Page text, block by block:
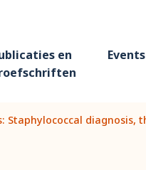
en
Events
diagnosis,